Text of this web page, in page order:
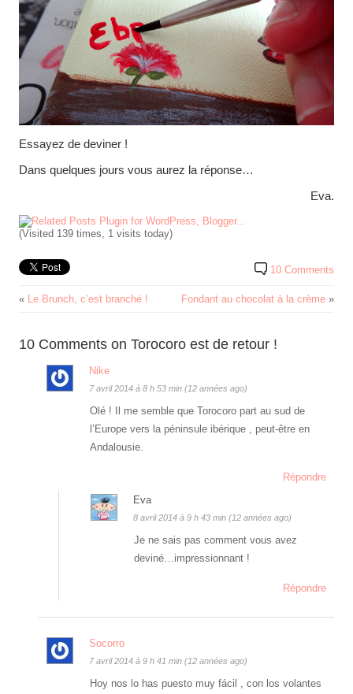
Essayez de deviner !
Dans quelques jours vous aurez la réponse…
Eva.
(Visited 139 times, 1 visits today)
10 Comments
« Le Brunch, c’est branché ! Fondant au chocolat à la crème »
10 Comments on Torocoro est de retour !
Nike
7 avril 2014 à 8 h 53 min (12 années ago)
Olé ! Il me semble que Torocoro part au sud de
l’Europe vers la péninsule ibérique , peut-être en
Andalousie.
Répondre
Eva
8 avril 2014 à 9 h 43 min (12 années ago)
Je ne sais pas comment vous avez
deviné…impressionnant !
Répondre
Socorro
7 avril 2014 à 9 h 41 min (12 années ago)
Hoy nos lo has puesto muy fácil , con los volantes